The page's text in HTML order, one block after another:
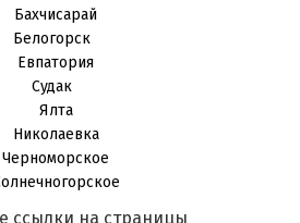
Бахчисарай
Белогорск
Евпатория
Судак
Ялта
Николаевка
Черноморское
ссылки на страницы